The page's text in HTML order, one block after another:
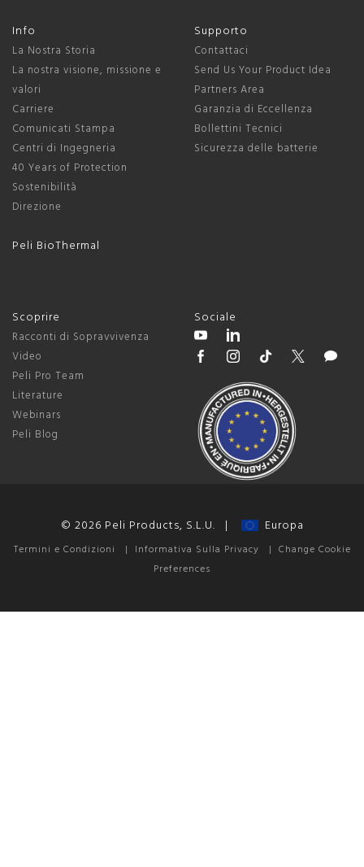
Info
La Nostra Storia
La nostra visione, missione e
valori
Carriere
Comunicati Stampa
Centri di Ingegneria
40 Years of Protection
Sostenibilità
Direzione
Peli BioThermal
Supporto
Contattaci
Send Us Your Product Idea
Partners Area
Garanzia di Eccellenza
Bollettini Tecnici
Sicurezza delle batterie
Scoprire
Racconti di Sopravvivenza
Video
Peli Pro Team
Literature
Webinars
Peli Blog
Sociale
© 2026 Peli Products, S.L.U. | Europa
Termini e Condizioni | Informativa Sulla Privacy | Change Cookie
Preferences